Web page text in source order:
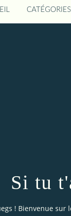
CATÉGORIES
Si tu
! Bienvenue sur